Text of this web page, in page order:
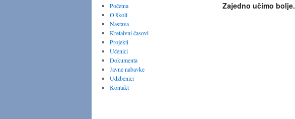
Početna
O školi
Nastava
Kretaivni časovi
Projekti
Učenici
Dokumenta
Javne nabavke
Udžbenici
Kontakt
Zajedno učimo bolje.